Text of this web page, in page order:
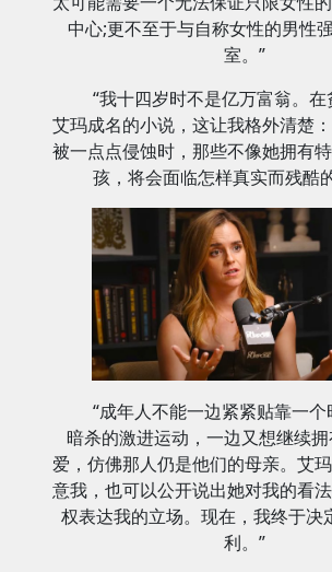
中心;更不至于与自称女性的男性
室。”
“我十四岁时不是亿万富翁。
艾玛成名的小说，这让我格外清楚
被一点点侵蚀时，那些不像她拥有
孩，将会面临怎样真实而残酷
“成年人不能一边紧紧贴靠一
暗杀的激进运动，一边又想继续拥
爱，仿佛那人仍是他们的母亲。艾
意我，也可以公开说出她对我的
权表达我的立场。现在，我终于决
利。”